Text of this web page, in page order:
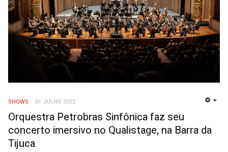
SHOWS 01 JULHO 2022
Orquestra Petrobras Sinfônica faz seu
concerto imersivo no Qualistage, na Barra da
Tijuca